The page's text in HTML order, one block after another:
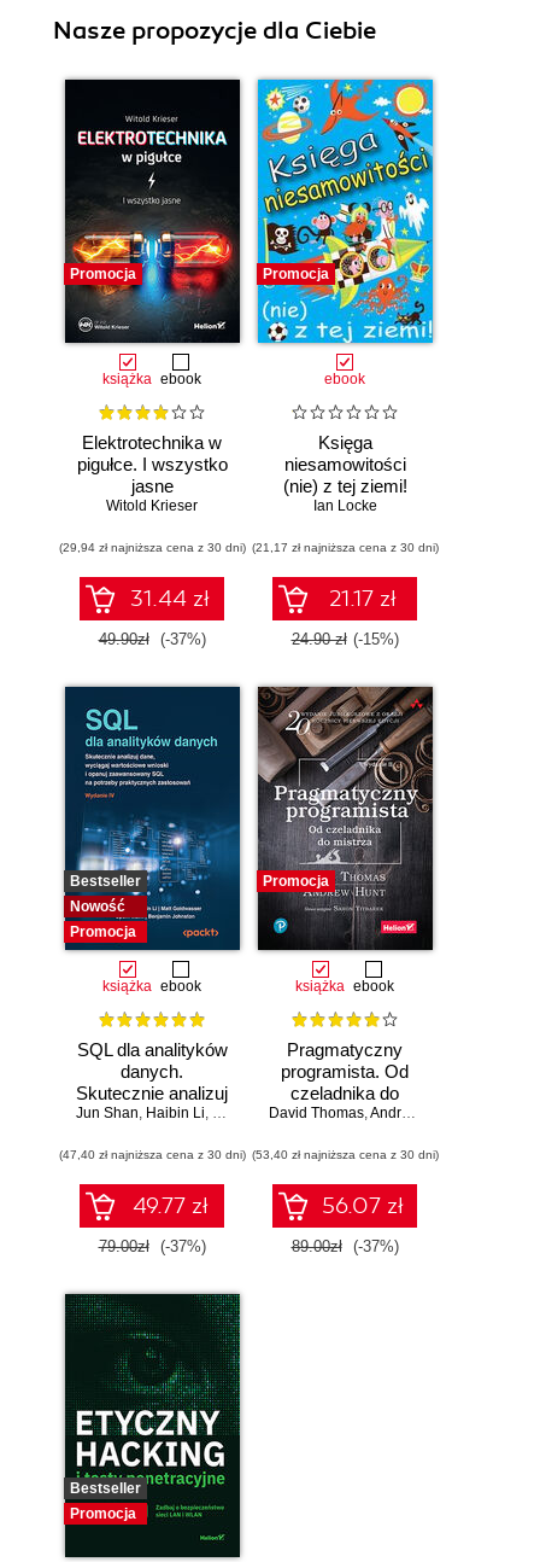
Nasze propozycje dla Ciebie
Promocja
książka ebook
Elektrotechnika w
pigułce. I wszystko
jasne
Witold Krieser
(29,94 zł najniższa cena z 30 dni)
31.44 zł
49.90zł (-37%)
Promocja
ebook
Księga
niesamowitości
(nie) z tej ziemi!
Księga faktów
niezwykłych
Ian Locke
(21,17 zł najniższa cena z 30 dni)
21.17 zł
24.90 zł (-15%)
Bestseller
Nowość
Promocja
książka ebook
SQL dla analityków
danych.
Skutecznie analizuj
dane, wyciągaj
wnioski i opanuj
zaawansowany
SQL na potrzeby
praktycznych
zastosowań.
Jun Shan, Haibin Li, Matt Goldwasser,Upom Malik,Benjamin Johnston
(47,40 zł najniższa cena z 30 dni)
49.77 zł
79.00zł (-37%)
Promocja
książka ebook
Pragmatyczny
programista. Od
czeladnika do
mistrza. Wydanie II
David Thomas,Andrew Hunt
(53,40 zł najniższa cena z 30 dni)
56.07 zł
89.00zł (-37%)
Bestseller
Promocja